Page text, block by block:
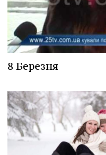
8 Березня